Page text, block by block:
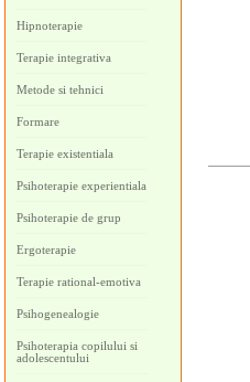
Hipnoterapie
Terapie integrativa
Metode si tehnici
Formare
Terapie existentiala
Psihoterapie experientiala
Psihoterapie de grup
Ergoterapie
Terapie rational-emotiva
Psihogenealogie
Psihoterapia copilului si
adolescentului